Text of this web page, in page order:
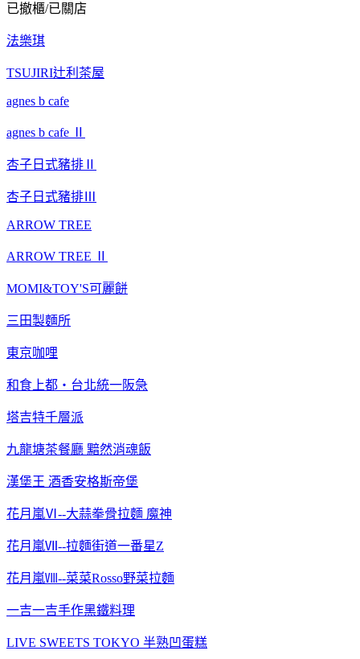
已撤櫃/已關店
法樂琪
TSUJIRI辻利茶屋
agnes b cafe
agnes b cafe Ⅱ
杏子日式豬排Ⅱ
杏子日式豬排Ⅲ
ARROW TREE
ARROW TREE Ⅱ
MOMI&TOY'S可麗餅
三田製麵所
東京咖哩
和食上都‧台北統一阪急
塔吉特千層派
九龍塘茶餐廳 黯然消魂飯
漢堡王 酒香安格斯帝堡
花月嵐Ⅵ--大蒜拳骨拉麵 魔神
花月嵐Ⅶ--拉麵街道一番星Z
花月嵐Ⅷ--菜菜Rosso野菜拉麵
一吉一吉手作黑鐵料理
LIVE SWEETS TOKYO 半熟凹蛋糕